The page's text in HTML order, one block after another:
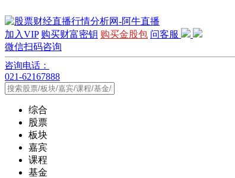
加入VIP 购买财富密钥 购买金股包 问客服
微信扫码咨询
咨询电话：
021-62167888
综合
股票
板块
嘉宾
课程
基金